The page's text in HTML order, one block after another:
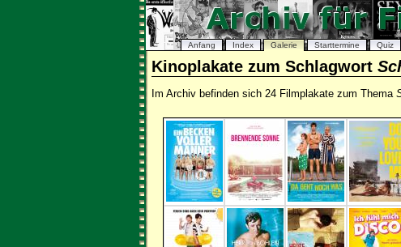
Anfang Index Galerie Starttermine Quiz
Kinoplakate zum Schlagwort
Im Archiv befinden sich 24 Filmplakate zum Thema